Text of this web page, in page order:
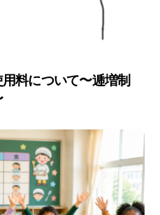
料について〜逓増制